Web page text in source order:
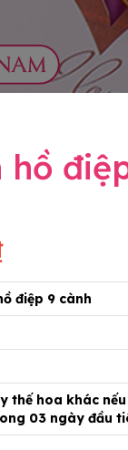
hồ
điệp 9 cành
thế hoa khác
03 ngày đầu